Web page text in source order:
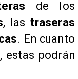
de los
, lastraseras
. En cuanto
, estas podrán